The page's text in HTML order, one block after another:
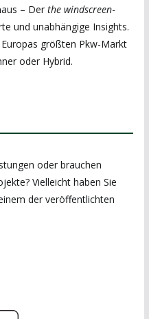
– Der the windscreen-
und unabhängige Insights.
größten Pkw-Markt
oder Hybrid.
oder brauchen
Vielleicht haben Sie
der veröffentlichten